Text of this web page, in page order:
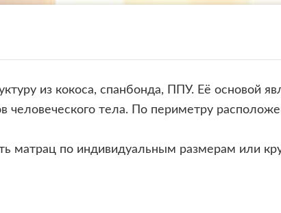
из кокоса, спанбонда, ППУ. Её основой
тела. По периметру
матрац по индивидуальным размерам или